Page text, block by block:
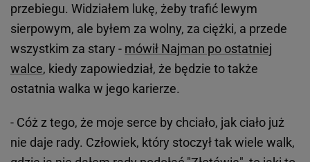
przebiegu. Widziałem lukę, żeby trafić lewym
sierpowym, ale byłem za wolny, za ciężki, a przede
wszystkim za stary - mówił Najman po ostatniej
walce, kiedy zapowiedział, że będzie to także
ostatnia walka w jego karierze.
- Cóż z tego, że moje serce by chciało, jak ciało już
nie daje rady. Człowiek, który stoczył tak wiele walk,